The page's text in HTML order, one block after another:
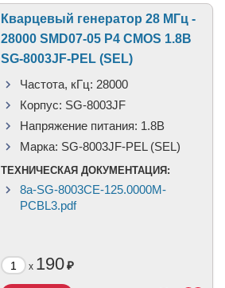
Кварцевый генератор 28 МГц -
28000 SMD07-05 P4 CMOS 1.8В
SG-8003JF-PEL (SEL)
Частота, кГц: 28000
Корпус: SG-8003JF
Напряжение питания: 1.8В
Марка: SG-8003JF-PEL (SEL)
ТЕХНИЧЕСКАЯ ДОКУМЕНТАЦИЯ:
8a-SG-8003CE-125.0000M-
PCBL3.pdf
x 190₽